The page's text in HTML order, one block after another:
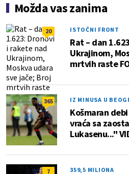
Možda vas zanima
20 ISTOČNI FRONT
Rat – dan
Ukrajinom,
mrtvih raste
365 IZ MINUSA U
Košmaran
vraća sa
Lukasenu..."
7 359,5 MILIONA